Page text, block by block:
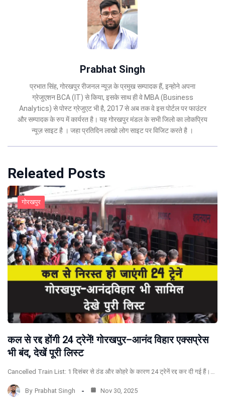
Prabhat Singh
प्रभात सिंह, गोरखपुर रीजनल न्यूज़ के प्रमुख सम्पादक हैं, इन्होने अपना
ग्रेजुएशन BCA (IT) से किया, इसके साथ ही वे MBA (Business
Analytics) से पोस्ट ग्रेजुएट भी है, 2017 से अब तक वे इस पोर्टल पर फाउंटर
और सम्पादक के रुप में कार्यरत है। यह गोरखपुर मंडल के सभी जिलो का लोकप्रिय
न्यूज़ साइट है । जहा प्रतिदिन लाखो लोग साइट पर विजिट करते है ।
Releated Posts
गोरखपुर
कल से रद्द होंगी 24 ट्रेनें! गोरखपुर–आनंद विहार एक्सप्रेस
भी बंद, देखें पूरी लिस्ट
Cancelled Train List: 1 दिसंबर से ठंड और कोहरे के कारण 24 ट्रेनें रद्द कर दी गई हैं।…
By Prabhat Singh Nov 30, 2025